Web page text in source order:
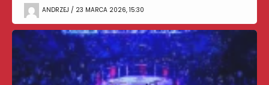
ANDRZEJ / 23 MARCA 2026, 15:30